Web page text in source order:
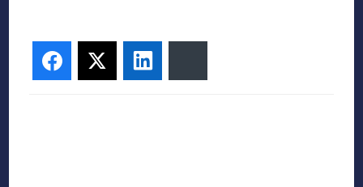
Facebook
Twitter